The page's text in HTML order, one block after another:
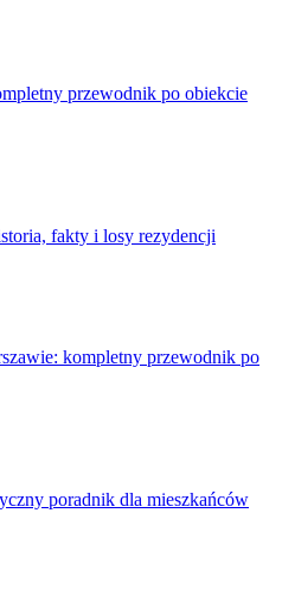
przewodnik po obiekcie
fakty i losy rezydencji
kompletny przewodnik po
poradnik dla mieszkańców